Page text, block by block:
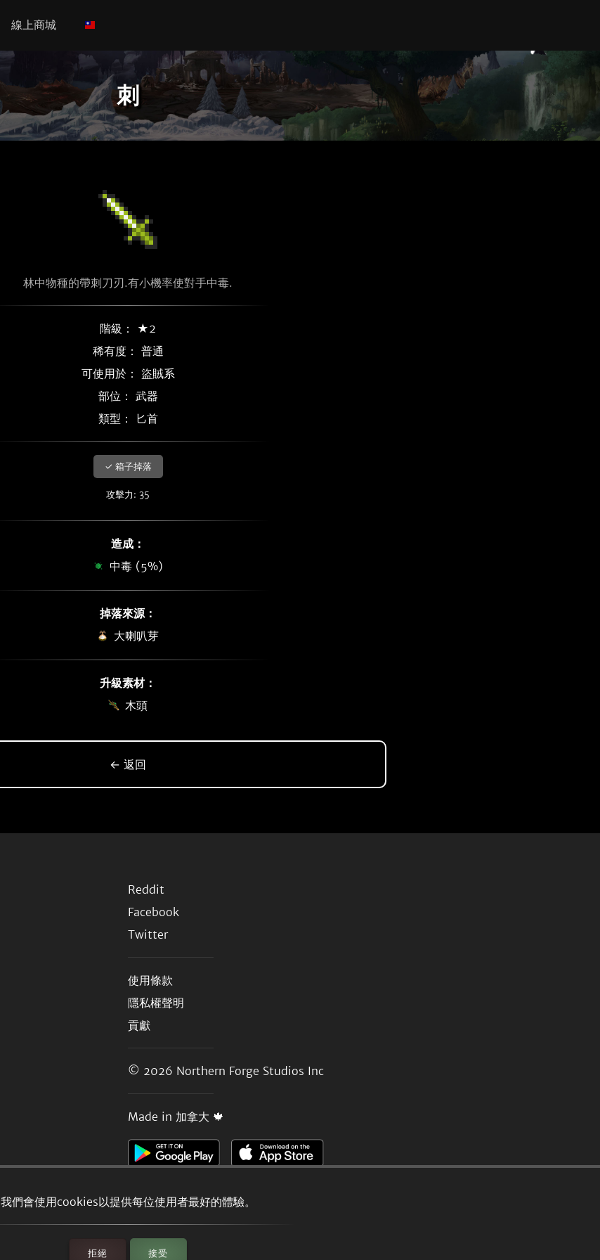
線上商城
刺
我們會使用cookies以提供每位使用者最好的體驗。
拒絕 接受
林中物種的帶刺刀刃.有小機率使對手中毒.
階級： ★2
稀有度： 普通
可使用於： 盜賊系
部位： 武器
類型： 匕首
✓ 箱子掉落
攻擊力: 35
造成：
中毒 (5%)
掉落來源：
大喇叭芽
升級素材：
木頭
← 返回
Reddit
Facebook
Twitter
使用條款
隱私權聲明
貢獻
© 2026 Northern Forge Studios Inc
Made in 加拿大 🍁